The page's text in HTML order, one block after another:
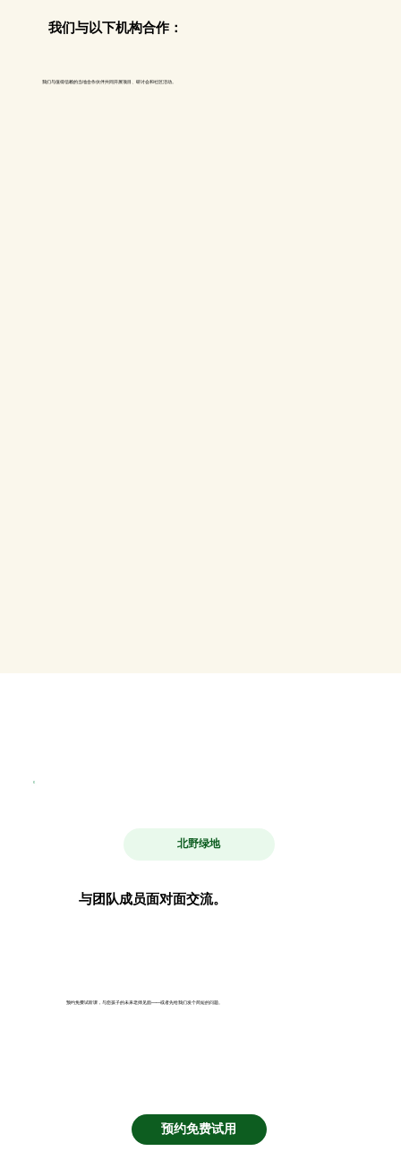
我们与以下机构合作：
我们与值得信赖的当地合作伙伴共同开展项目、研讨会和社区活动。
北野绿地
与团队成员面对面交流。
预约免费试听课，与您孩子的未来老师见面——或者先给我们发个简短的问题。
预约免费试用